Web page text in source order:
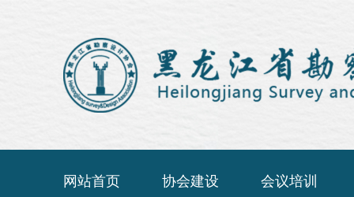
网站首页 协会建设 会议培训